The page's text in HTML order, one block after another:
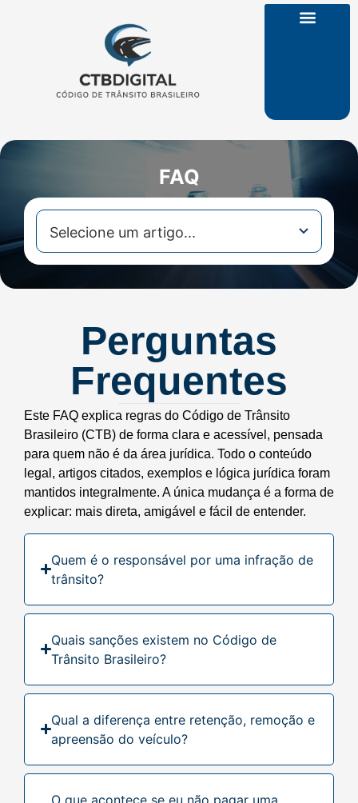
FAQ
Perguntas
Frequentes
Este FAQ explica regras do Código de Trânsito
Brasileiro (CTB) de forma clara e acessível, pensada
para quem não é da área jurídica. Todo o conteúdo
legal, artigos citados, exemplos e lógica jurídica foram
mantidos integralmente. A única mudança é a forma de
explicar: mais direta, amigável e fácil de entender.
Quem é o responsável por uma infração de
trânsito?
Quais sanções existem no Código de
Trânsito Brasileiro?
Qual a diferença entre retenção, remoção e
apreensão do veículo?
O que acontece se eu não pagar uma